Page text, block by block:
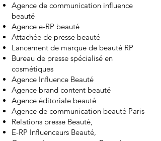
Agence de communication influence
beauté
Agence e-RP beauté
Attachée de presse beauté
Lancement de marque de beauté RP
Bureau de presse spécialisé en
cosmétiques
Agence Influence Beauté
Agence brand content beauté
Agence éditoriale beauté
Agence de communication beauté Paris
Relations presse Beauté,
E-RP Influenceurs Beauté,